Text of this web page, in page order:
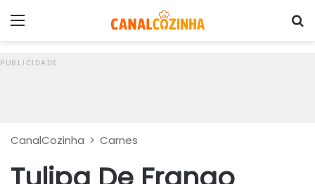
Menu
CanalCozinha > Carnes